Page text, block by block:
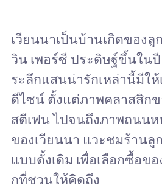
เวียนนาเป็นบ้านเกิดของลู
วิน เพอร์ซี ประดิษฐ์ขึ้นในปี
ระลึกแสนน่ารักเหล่านี้มีใ
ดีไซน์ ตั้งแต่ภาพคลาสสิก
สตีเฟน ไปจนถึงภาพถนน
ของเวียนนา แวะชมร้านลู
แบบดั้งเดิม เพื่อเลือกซื้อข
กที่ชวนให้คิดถึง